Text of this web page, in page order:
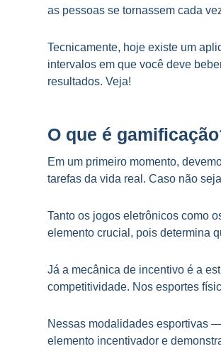
as pessoas se tornassem cada
Tecnicamente, hoje existe um
intervalos em que você deve
resultados. Veja!
O que é
Em um primeiro momento,
tarefas da vida real. Caso não
Tanto os jogos eletrônicos como
elemento crucial, pois determina
Já a mecânica de incentivo é a
competitividade. Nos esportes
Nessas modalidades esportivas
elemento incentivador e